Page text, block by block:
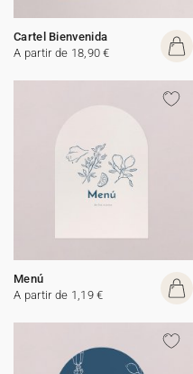
Cartel Bienvenida
A partir de 18,90 €
Menú
A partir de 1,19 €